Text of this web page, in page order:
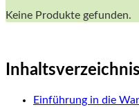
Keine Produkte gefunden.
Inhaltsverzeichnis
Einführung in⁣ die